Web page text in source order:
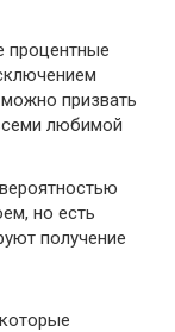
процентные
призвать
любимой
но есть
получение